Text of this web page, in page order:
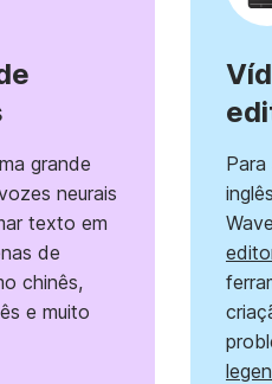
grande
neurais
texto em
de
chinês,
e muito